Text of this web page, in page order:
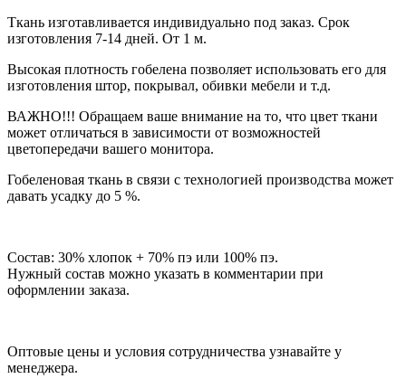
Ткань изготавливается индивидуально под заказ. Срок
изготовления 7-14 дней. От 1 м.
Высокая плотность гобелена позволяет использовать его для
изготовления штор, покрывал, обивки мебели и т.д.
ВАЖНО!!! Обращаем ваше внимание на то, что цвет ткани
может отличаться в зависимости от возможностей
цветопередачи вашего монитора.
Гобеленовая ткань в связи с технологией производства может
давать усадку до 5 %.
Состав: 30% хлопок + 70% пэ или 100% пэ.
Нужный состав можно указать в комментарии при
оформлении заказа.
Оптовые цены и условия сотрудничества узнавайте у
менеджера.